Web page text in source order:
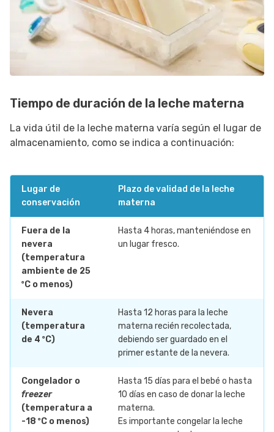
Tiempo de duración de la leche materna
La vida útil de la leche materna varía según el lugar de
almacenamiento, como se indica a continuación:
Lugar de
conservación
Plazo de validad de la leche
materna
Fuera de la
nevera
(temperatura
ambiente de 25
ºC o menos)
Hasta 4 horas, manteniéndose en
un lugar fresco.
Nevera
(temperatura
de 4 ºC)
Hasta 12 horas para la leche
materna recién recolectada,
debiendo ser guardado en el
primer estante de la nevera.
Congelador o
freezer
(temperatura a
-18 ºC o menos)
Hasta 15 días para el bebé o hasta
10 días en caso de donar la leche
materna.
Es importante congelar la leche